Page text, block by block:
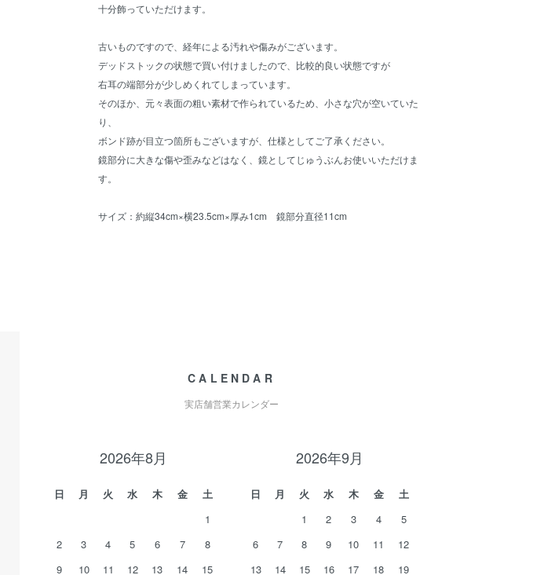
十分飾っていただけます。
古いものですので、経年による汚れや傷みがございます。
デッドストックの状態で買い付けましたので、比較的良い状態ですが
右耳の端部分が少しめくれてしまっています。
そのほか、元々表面の粗い素材で作られているため、小さな穴が空いていた
り、
ボンド跡が目立つ箇所もございますが、仕様としてご了承ください。
鏡部分に大きな傷や歪みなどはなく、鏡としてじゅうぶんお使いいただけま
す。
サイズ：約縦34cm×横23.5cm×厚み1cm 鏡部分直径11cm
CALENDAR
実店舗営業カレンダー
2026年8月
日 月 火 水 木 金
土
1
2
3 4 5 6 7
8
9
10 11 12 13 14
15
2026年9月
日 月 火 水 木 金
土
1
2 3 4
5
6
7 8 9 10 11
12
13
14 15 16 17 18
19